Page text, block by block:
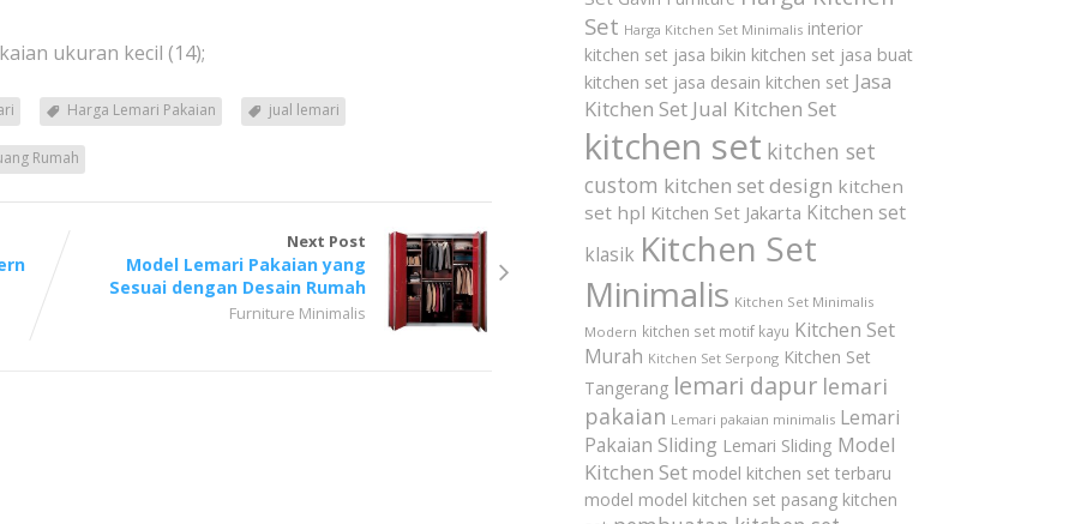
ukuran kecil (14);
Harga Lemari Pakaian jual lemari
Rumah
Next Post
Model Lemari Pakaian yang
Sesuai dengan Desain Rumah
Furniture Minimalis
Set Harga Kitchen Set Minimalis interior
kitchen set jasa bikin kitchen set jasa buat
kitchen set jasa desain kitchen set Jasa
Kitchen Set Jual Kitchen Set
kitchen set kitchen set
custom kitchen set design kitchen
set hpl Kitchen Set Jakarta Kitchen set
klasik Kitchen Set
Minimalis Kitchen Set Minimalis
Modern kitchen set motif kayu Kitchen Set
Murah Kitchen Set Serpong Kitchen Set
Tangerang lemari dapur lemari
pakaian Lemari pakaian minimalis Lemari
Pakaian Sliding Lemari Sliding Model
Kitchen Set model kitchen set terbaru
model model kitchen set pasang kitchen